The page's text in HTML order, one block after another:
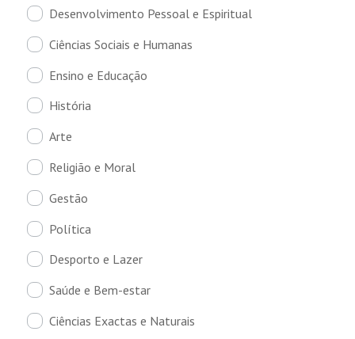
Desenvolvimento Pessoal e Espiritual
Ciências Sociais e Humanas
Ensino e Educação
História
Arte
Religião e Moral
Gestão
Política
Desporto e Lazer
Saúde e Bem-estar
Ciências Exactas e Naturais